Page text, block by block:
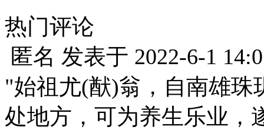
热门评论
匿名 发表于 2022-6-1
"始祖尤(猷)翁，自南雄珠
处地方，可为养生乐业，